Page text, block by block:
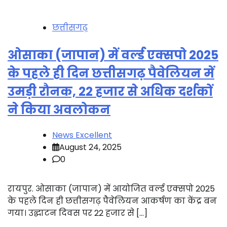
छत्तीसगढ़
ओसाका (जापान) में वर्ल्ड एक्सपो 2025
के पहले ही दिन छत्तीसगढ़ पैवेलियन में
उमड़ी रौनक, 22 हजार से अधिक दर्शकों
ने किया अवलोकन
News Excellent
August 24, 2025
0
रायपुर. ओसाका (जापान) में आयोजित वर्ल्ड एक्सपो 2025
के पहले दिन ही छत्तीसगढ़ पैवेलियन आकर्षण का केंद्र बन
गया। उद्घाटन दिवस पर 22 हजार से […]